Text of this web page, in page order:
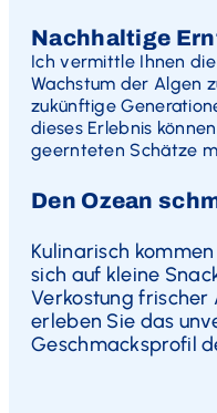
Nachhaltige
Ich vermittle Ihnen
Wachstum der Algen
zukünftige
dieses Erlebnis
geernteten Schätze
Den Ozean
Kulinarisch
sich auf kleine
Verkostung frischer
erleben Sie das
Geschmacksprofil